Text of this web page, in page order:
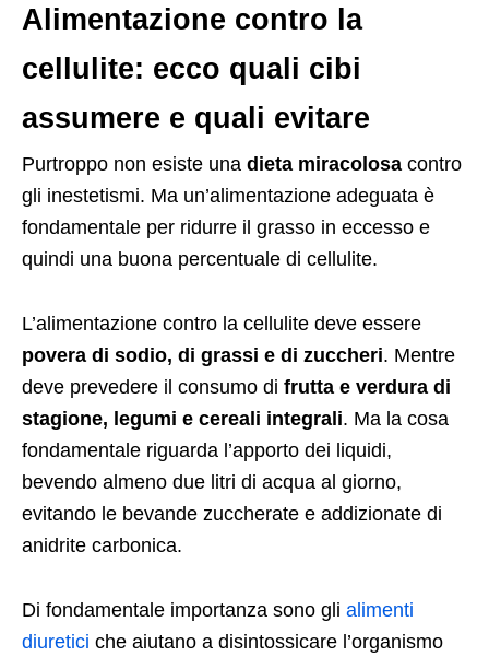
Alimentazione contro la
cellulite: ecco quali cibi
assumere e quali evitare
Purtroppo non esiste una dieta miracolosa contro
gli inestetismi. Ma un’alimentazione adeguata è
fondamentale per ridurre il grasso in eccesso e
quindi una buona percentuale di cellulite.
L’alimentazione contro la cellulite deve essere
povera di sodio, di grassi e di zuccheri. Mentre
deve prevedere il consumo di frutta e verdura di
stagione, legumi e cereali integrali. Ma la cosa
fondamentale riguarda l’apporto dei liquidi,
bevendo almeno due litri di acqua al giorno,
evitando le bevande zuccherate e addizionate di
anidrite carbonica.
Di fondamentale importanza sono gli alimenti
diuretici che aiutano a disintossicare l’organismo